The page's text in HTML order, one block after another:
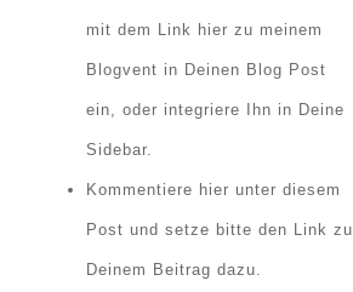
mit dem Link hier zu meinem
Blogvent in Deinen Blog Post
ein, oder integriere Ihn in Deine
Sidebar.
Kommentiere hier unter diesem
Post und setze bitte den Link zu
Deinem Beitrag dazu.